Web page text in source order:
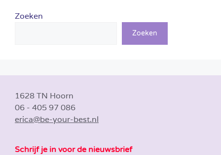
Zoeken
Zoeken
1628 TN Hoorn
06 - 405 97 086
erica@be-your-best.nl
Schrijf je in voor de nieuwsbrief